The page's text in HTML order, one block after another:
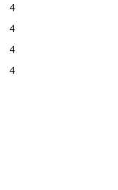
4
4
4
4